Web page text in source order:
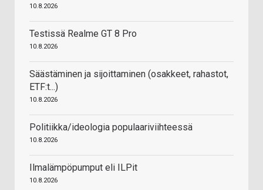
10.8.2026
Testissä Realme GT 8 Pro
10.8.2026
Säästäminen ja sijoittaminen (osakkeet, rahastot,
ETF:t...)
10.8.2026
Politiikka/ideologia populaariviihteessä
10.8.2026
Ilmalämpöpumput eli ILPit
10.8.2026